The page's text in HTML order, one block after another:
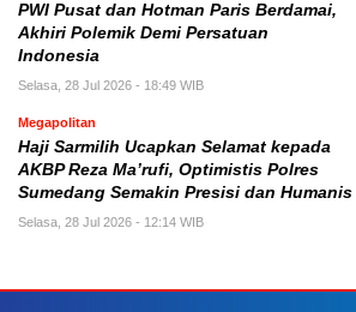
PWI Pusat dan Hotman Paris Berdamai,
Akhiri Polemik Demi Persatuan
Indonesia
Selasa, 28 Jul 2026 - 18:49 WIB
Megapolitan
Haji Sarmilih Ucapkan Selamat kepada
AKBP Reza Ma’rufi, Optimistis Polres
Sumedang Semakin Presisi dan Humanis
Selasa, 28 Jul 2026 - 12:14 WIB